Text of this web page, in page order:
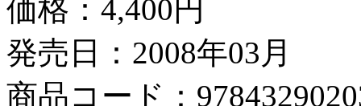
価格： 4,400円
発売日：2008年03月
商品コード：